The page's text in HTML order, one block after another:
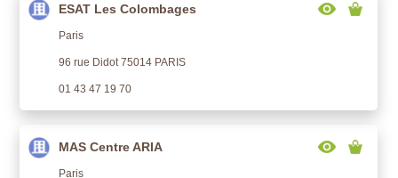
ESAT Les Colombages
Paris
96 rue Didot 75014 PARIS
01 43 47 19 70
MAS Centre ARIA
Paris